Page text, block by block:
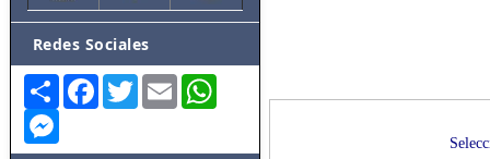
Redes Sociales
Share FacebookTwitterEmail